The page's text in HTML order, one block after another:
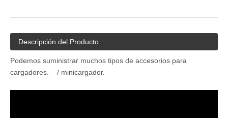
Descripción del Producto
Podemos suministrar muchos tipos de accesorios para
cargadores. / minicargador.